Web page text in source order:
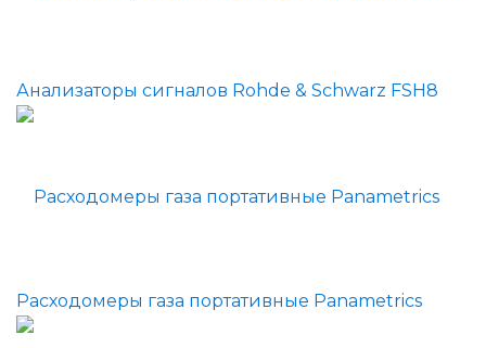
Анализаторы сигналов Rohde & Schwarz FSH8
Расходомеры газа портативные Panametrics